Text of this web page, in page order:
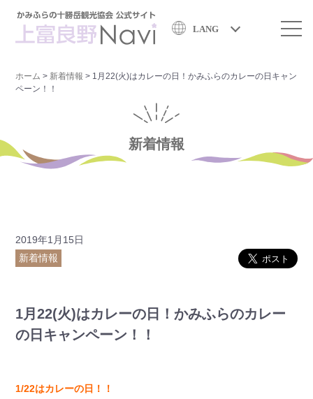
LANG
ホーム > 新着情報 > 1月22(火)はカレーの日！かみふらのカレーの日キャン
ペーン！！
新着情報
2019年1月15日
新着情報
1月22(火)はカレーの日！かみふらのカレー
の日キャンペーン！！
1/22はカレーの日！！